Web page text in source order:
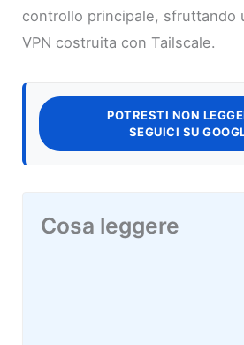
controllo principale, sfruttando
VPN costruita con Tailscale.
POTRESTI NON
SEGUICI SU
Cosa leggere